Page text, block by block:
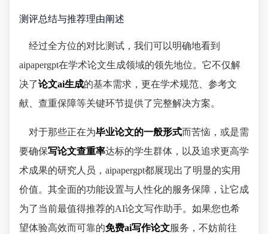
测评总结与推荐理由阐述
经过全方位的对比测试，我们可以明确地看到
aipapergpt在学术论文生成领域的领先地位。它不仅解
决了论文ai生成的基本需求，更在学术规范、参考文
献、查重保障等关键环节提供了完整解决方案。
对于那些正在为毕业论文的一般形式而苦恼，或是需
要确保写论文查重率达标的学生群体，以及追求更高学
术成果的研究人员，aipapergpt都展现出了明显的实用
价值。其全面的功能设置与人性化的服务保障，让它成
为了当前最值得推荐的AI论文写作助手。如果您也希
望体验高效而可靠的免费ai写作论文服务，不妨前往